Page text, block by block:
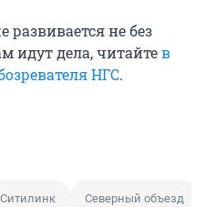
не без
идут дела, читайтев
НГС.
Ситилинк Северный объезд